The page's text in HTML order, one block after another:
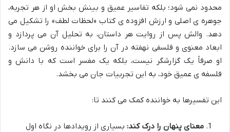
محدود نمی شود؛ بلکه تفاسیر عمیق و بینش بخش او از هر تجربه،
جوهره ی اصلی و ارزش افزوده ی کتاب «لحظات لطف» را تشکیل می
دهد. والش پس از روایت هر داستان، به تحلیل آن می پردازد و
ابعاد معنوی و فلسفی نهفته در آن را برای خواننده روشن می سازد.
او صرفاً یک گزارشگر نیست، بلکه یک مفسر است که با دانش و
فلسفه ی عمیق خود، به این تجربیات جان می بخشد.
این تفسیرها به خواننده کمک می کنند تا:
معنای پنهان را درک کند: بسیاری از رویدادها در نگاه اول